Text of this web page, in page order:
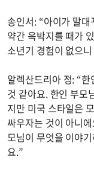
송인서: “아이가 말대
약간 윽박지를 때가
소년기 경험이 없으
알렉산드리아 정: “한
것 같아요. 한인 부모
지만 미국 스타일은
싸우자는 것이 아니
모님이 무엇을 이야
요.”